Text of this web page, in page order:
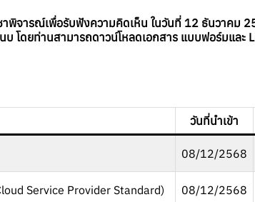
าพิจารณ์เพื่อรับฟังความคิดเห็น ในวันที่ 12 ธันวาคม
โดยท่านสามารถดาวน์โหลดเอกสาร แบบฟอร์มและ
วันที่นำเข้า
08/12/2568
Service Provider Standard) 08/12/2568